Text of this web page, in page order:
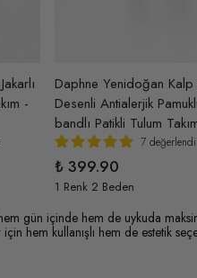
-
Daphne Yenidoğan Kalp
Desenli Antialerjik
bandlı Patikli Tulum
7
₺ 399.90
1 Renk 2 Beden
gün içinde hem de uykuda
hem kullanışlı hem de estetik